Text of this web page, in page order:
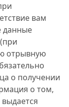
вам
данные
отрывную
о получении
о том,